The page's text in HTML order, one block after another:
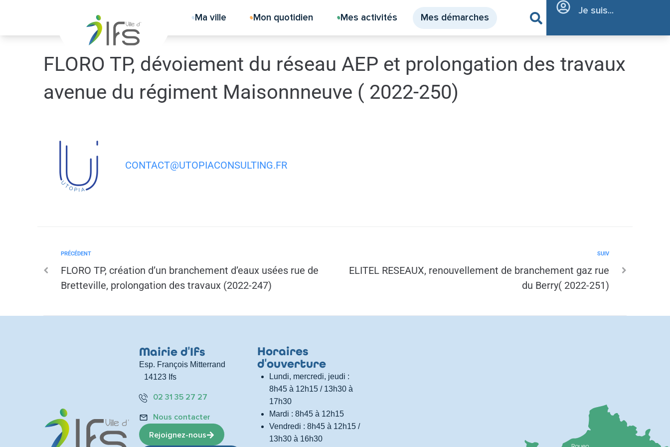
Ma ville Mon quotidien Mes activités Mes démarches
Je suis...
FLORO TP, dévoiement du réseau AEP et prolongation des travaux
avenue du régiment Maisonnneuve ( 2022-250)
CONTACT@UTOPIACONSULTING.FR
PRÉCÉDENT
FLORO TP, création d’un branchement d’eaux usées rue de
Bretteville, prolongation des travaux (2022-247)
SUIV
ELITEL RESEAUX, renouvellement de branchement gaz rue
du Berry( 2022-251)
Mairie d'Ifs
Esp. François Mitterrand
14123 Ifs
02 31 35 27 27
Nous contacter
Rejoignez-nous
Horaires
d'ouverture
Lundi, mercredi, jeudi :
8h45 à 12h15 / 13h30 à
17h30
Mardi : 8h45 à 12h15
Vendredi : 8h45 à 12h15 /
13h30 à 16h30